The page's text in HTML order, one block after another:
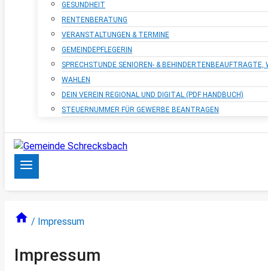
GESUNDHEIT
RENTENBERATUNG
VERANSTALTUNGEN & TERMINE
GEMEINDEPFLEGERIN
SPRECHSTUNDE SENIOREN- & BEHINDERTENBEAUFTRAGTE,
WAHLEN
DEIN VEREIN REGIONAL UND DIGITAL (PDF HANDBUCH)
STEUERNUMMER FÜR GEWERBE BEANTRAGEN
/ Impressum
Impressum